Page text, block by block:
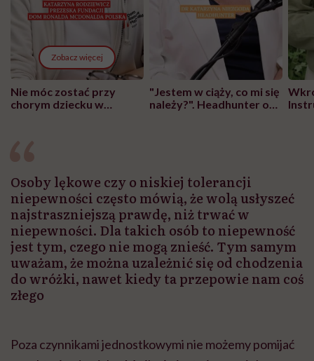
Zobacz więcej
Nie móc zostać przy
chorym dziecku w
"Jestem w ciąży, co mi się
należy?". Headhunter o
Osoby lękowe czy o niskiej tolerancji
niepewności często mówią, że wolą usłyszeć
najstraszniejszą prawdę, niż trwać w
niepewności. Dla takich osób to niepewność
jest tym, czego nie mogą znieść. Tym samym
uważam, że można uzależnić się od chodzenia
do wróżki, nawet kiedy ta przepowie nam coś
złego
Poza czynnikami jednostkowymi nie możemy pomijać